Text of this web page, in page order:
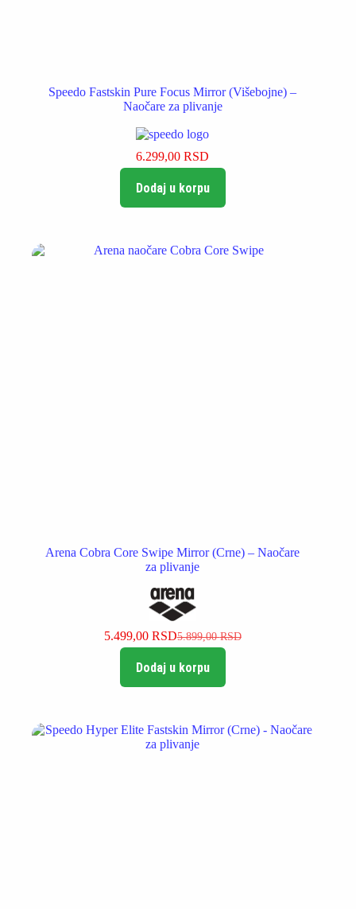
Speedo Fastskin Pure Focus Mirror (Višebojne) –
Naočare za plivanje
6.299,00RSD
Dodaj u korpu
Arena Cobra Core Swipe Mirror (Crne) – Naočare
za plivanje
5.899,00RSD
Originalna
je
bila:
5.499,00 RSDTrenutna
je:
5.499,00 RSD.
Dodaj u korpu